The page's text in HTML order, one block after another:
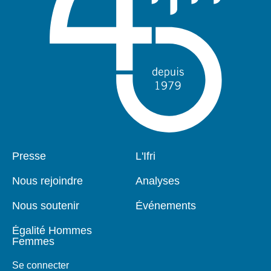
Pied
Presse
Nous rejoindre
Nous soutenir
Égalité Hommes
Femmes
Se connecter
Navigation
L'Ifri
Analyses
Événements